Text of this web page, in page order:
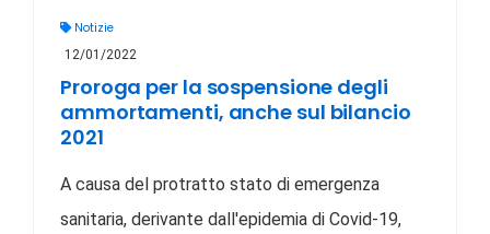
Notizie
12/01/2022
Proroga per la sospensione degli
ammortamenti, anche sul bilancio
2021
A causa del protratto stato di emergenza
sanitaria, derivante dall'epidemia di Covid-19,